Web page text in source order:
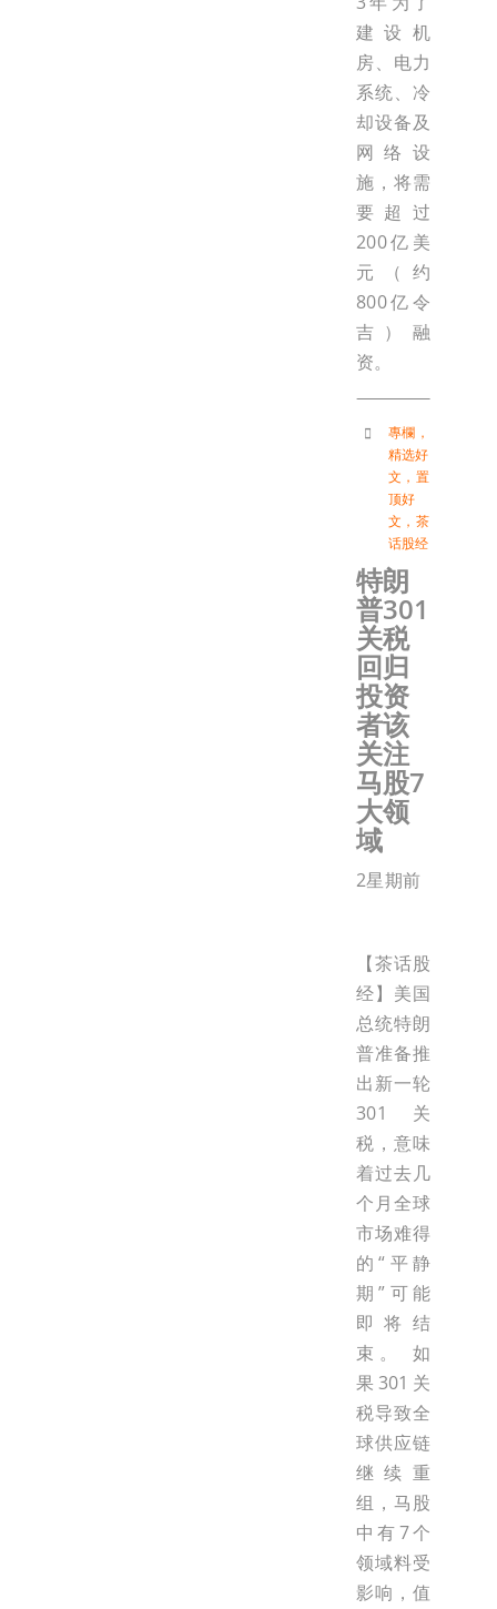
建设机
房、电力
系统、冷
却设备及
网络设
施，将需
要超过
200亿美
元（约
800亿令
吉）融
资。
專欄 ，
精选好
文 ， 置
顶好
文 ， 茶
话股经
特朗
普301
关税
回归
投资
者该
关注
马股7
大领
域
2星期前
【茶话股
经】美国
总统特朗
普准备推
出新一轮
301关
税，意味
着过去几
个月全球
市场难得
的“平静
期”可能
即将结
束。 如
果301关
税导致全
球供应链
继续重
组，马股
中有7个
领域料受
影响，值